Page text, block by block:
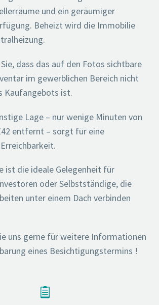
und ein geräumiger
Beheizt wird die Immobilie
dass das auf den Fotos sichtbare
im gewerblichen Bereich nicht
Kaufangebots ist.
Lage – nur wenige Minuten von
entfernt – sorgt für eine
ist die ideale Gelegenheit für
oder Selbstständige, die
unter einem Dach verbinden
uns gerne für weitere Informationen
eines Besichtigungstermins !

